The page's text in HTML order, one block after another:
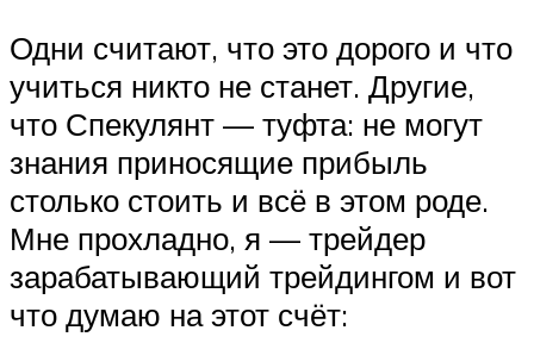
Одни считают, что это дорого и что
учиться никто не станет. Другие,
что Спекулянт — туфта: не могут
знания приносящие прибыль
столько стоить и всё в этом роде.
Мне прохладно, я — трейдер
зарабатывающий трейдингом и вот
что думаю на этот счёт: